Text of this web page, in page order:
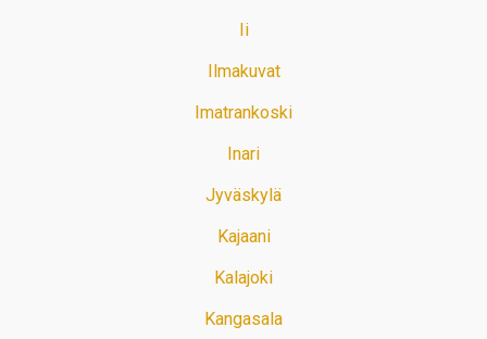
Ii
Ilmakuvat
Imatrankoski
Inari
Jyväskylä
Kajaani
Kalajoki
Kangasala